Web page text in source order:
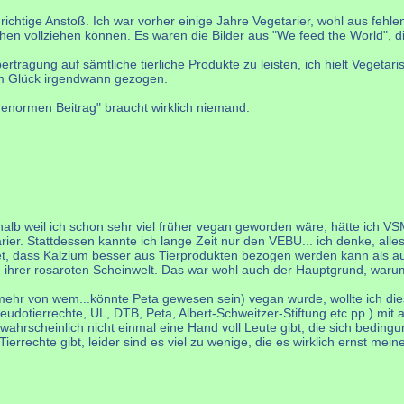
Anstoß. Ich war vorher einige Jahre Vegetarier, wohl aus
vollziehen können. Es waren die Bilder aus "We feed the World",
auf sämtliche tierliche Produkte zu leisten, ich hielt
irgendwann gezogen.
Beitrag" braucht wirklich niemand.
weil ich schon sehr viel früher vegan geworden wäre, hätte ich
Stattdessen kannte ich lange Zeit nur den VEBU... ich denke,
dass Kalzium besser aus Tierprodukten bezogen werden kann als
rosaroten Scheinwelt. Das war wohl auch der Hauptgrund,
von wem...könnte Peta gewesen sein) vegan wurde, wollte ich
UL, DTB, Peta, Albert-Schweitzer-Stiftung etc.pp.)
nicht einmal eine Hand voll Leute gibt, die sich
gibt, leider sind es viel zu wenige, die es wirklich ernst